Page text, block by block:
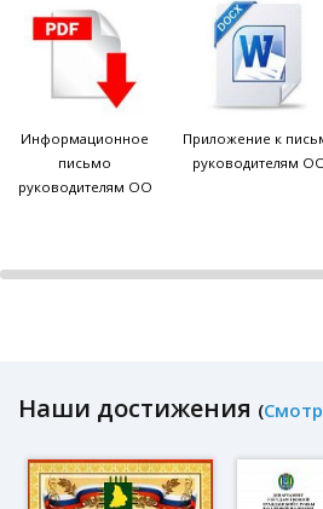
Информационное
письмо
руководителям ОО
Приложение к
руководителям
Наши достижения (